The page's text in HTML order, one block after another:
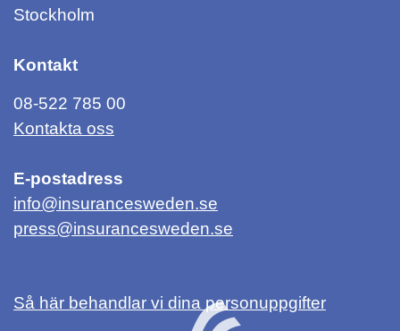
Stockholm
Kontakt
08-522 785 00
Kontakta oss
E-postadress
info@insurancesweden.se
press@insurancesweden.se
Så här behandlar vi dina personuppgifter